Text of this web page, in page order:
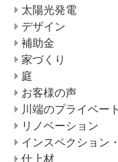
太陽光発電
デザイン
補助金
家づくり
庭
お客様の声
川端のプライベート
リノベーション
インスペクション
仕上材